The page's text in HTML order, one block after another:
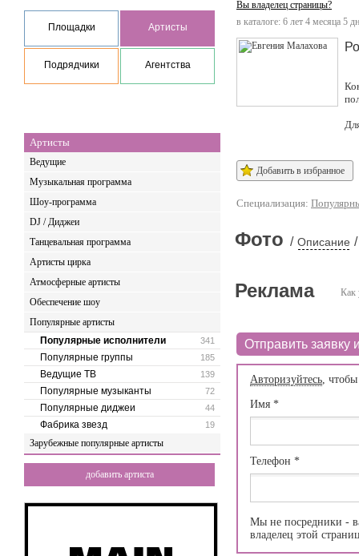
Площадки Артисты
Подрядчики Агентства
Артисты
Ведущие
Музыкальная программа
Шоу-программа
DJ / Диджеи
Танцевальная программа
Артисты цирка
Атмосферные артисты
Обеспечение шоу
Популярные артисты
341
Популярные исполнители
185
Популярные группы
139
Ведущие ТВ
72
Популярные музыканты
44
Популярные диджеи
19
Фабрика звезд
Зарубежные популярные артисты
добавить артиста
Вы владелец страницы?
в каталоге: 6 лет 4 месяца 5
Добавить в избранное
Специализация:
Фото / Описание /
Как
Реклама
Отправить заявку
Авторизуйтесь,
Имя *
Телефон *
Мы не посредники -
владелец этой